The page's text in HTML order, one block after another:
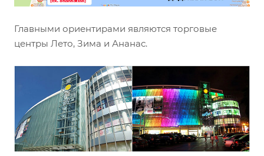
Главными ориентирами являются торговые
центры Лето, Зима и Ананас.